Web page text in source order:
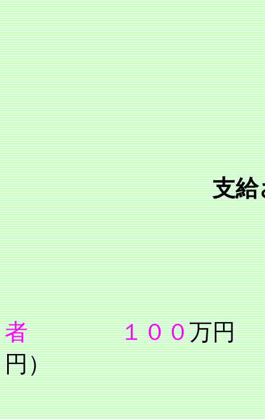
支給
者 １００万
円）